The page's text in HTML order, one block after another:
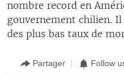
nombre record en
gouvernement chilien.
des plus bas taux de
Partager Follow